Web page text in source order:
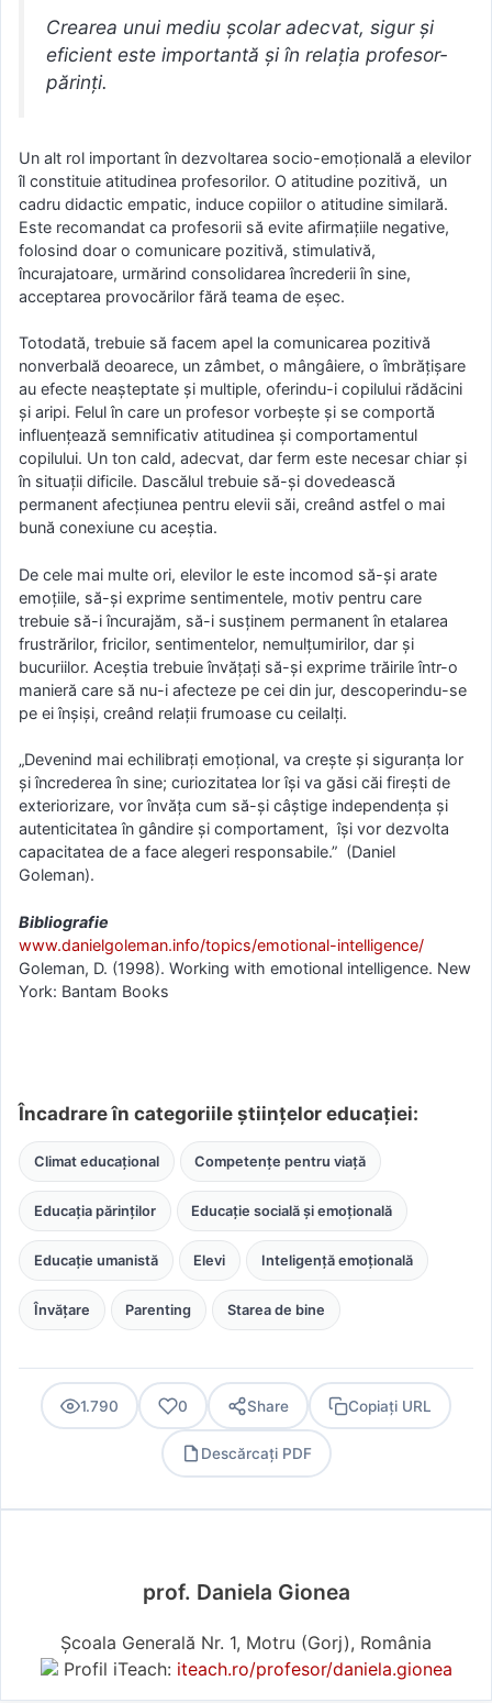
Crearea unui mediu școlar adecvat, sigur și
eficient este importantă și în relația profesor-
părinți.
Un alt rol important în dezvoltarea socio-emoțională a elevilor
îl constituie atitudinea profesorilor. O atitudine pozitivă, un
cadru didactic empatic, induce copiilor o atitudine similară.
Este recomandat ca profesorii să evite afirmațiile negative,
folosind doar o comunicare pozitivă, stimulativă,
încurajatoare, urmărind consolidarea încrederii în sine,
acceptarea provocărilor fără teama de eșec.
Totodată, trebuie să facem apel la comunicarea pozitivă
nonverbală deoarece, un zâmbet, o mângâiere, o îmbrățișare
au efecte neașteptate și multiple, oferindu-i copilului rădăcini
și aripi. Felul în care un profesor vorbește și se comportă
influențează semnificativ atitudinea și comportamentul
copilului. Un ton cald, adecvat, dar ferm este necesar chiar și
în situații dificile. Dascălul trebuie să-și dovedească
permanent afecțiunea pentru elevii săi, creând astfel o mai
bună conexiune cu aceștia.
De cele mai multe ori, elevilor le este incomod să-și arate
emoțiile, să-și exprime sentimentele, motiv pentru care
trebuie să-i încurajăm, să-i susținem permanent în etalarea
frustrărilor, fricilor, sentimentelor, nemulțumirilor, dar și
bucuriilor. Aceștia trebuie învățați să-și exprime trăirile într-o
manieră care să nu-i afecteze pe cei din jur, descoperindu-se
pe ei înșiși, creând relații frumoase cu ceilalți.
„Devenind mai echilibrați emoțional, va crește și siguranța lor
și încrederea în sine; curiozitatea lor își va găsi căi firești de
exteriorizare, vor învăța cum să-și câștige independența și
autenticitatea în gândire și comportament, își vor dezvolta
capacitatea de a face alegeri responsabile.” (Daniel
Goleman).
Bibliografie
www.danielgoleman.info/topics/emotional-intelligence/
Goleman, D. (1998). Working with emotional intelligence. New
York: Bantam Books
Încadrare în categoriile științelor educației:
Climat educațional Competențe pentru viață
Educația părinților Educație socială și emoțională
Educație umanistă Elevi Inteligență emoțională
Învățare Parenting Starea de bine
1.790 0 Share Copiați URL
Descărcați PDF
prof. Daniela Gionea
Școala Generală Nr. 1, Motru (Gorj), România
Profil iTeach: iteach.ro/profesor/daniela.gionea